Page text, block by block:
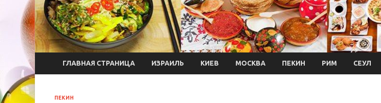
ГЛАВНАЯ СТРАНИЦА ИЗРАИЛЬ КИЕВ МОСКВА ПЕКИН РИМ СЕУЛ
ПЕКИН